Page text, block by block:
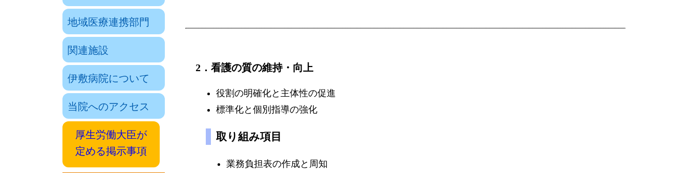
地域医療連携部門
関連施設
伊敷病院について
当院へのアクセス
厚生労働大臣が
定める掲示事項
2．看護の質の維持・向上
役割の明確化と主体性の促進
標準化と個別指導の強化
取り組み項目
業務負担表の作成と周知